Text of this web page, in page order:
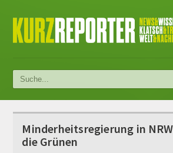
Minderheitsregierung in
die Grünen